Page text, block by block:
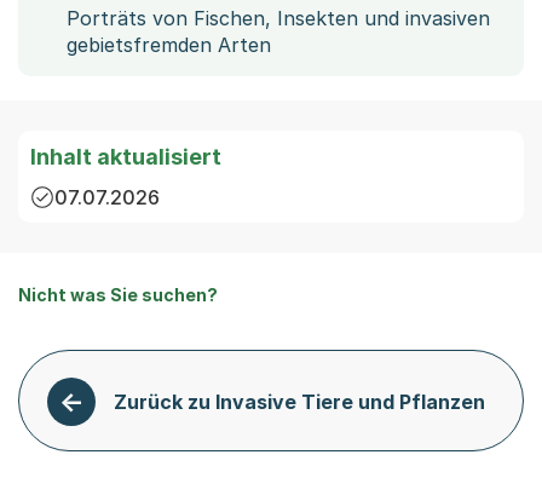
Porträts von Fischen, Insekten und invasiven
gebietsfremden Arten
Inhalt aktualisiert
07.07.2026
Nicht was Sie suchen?
Zurück zu Invasive Tiere und Pflanzen